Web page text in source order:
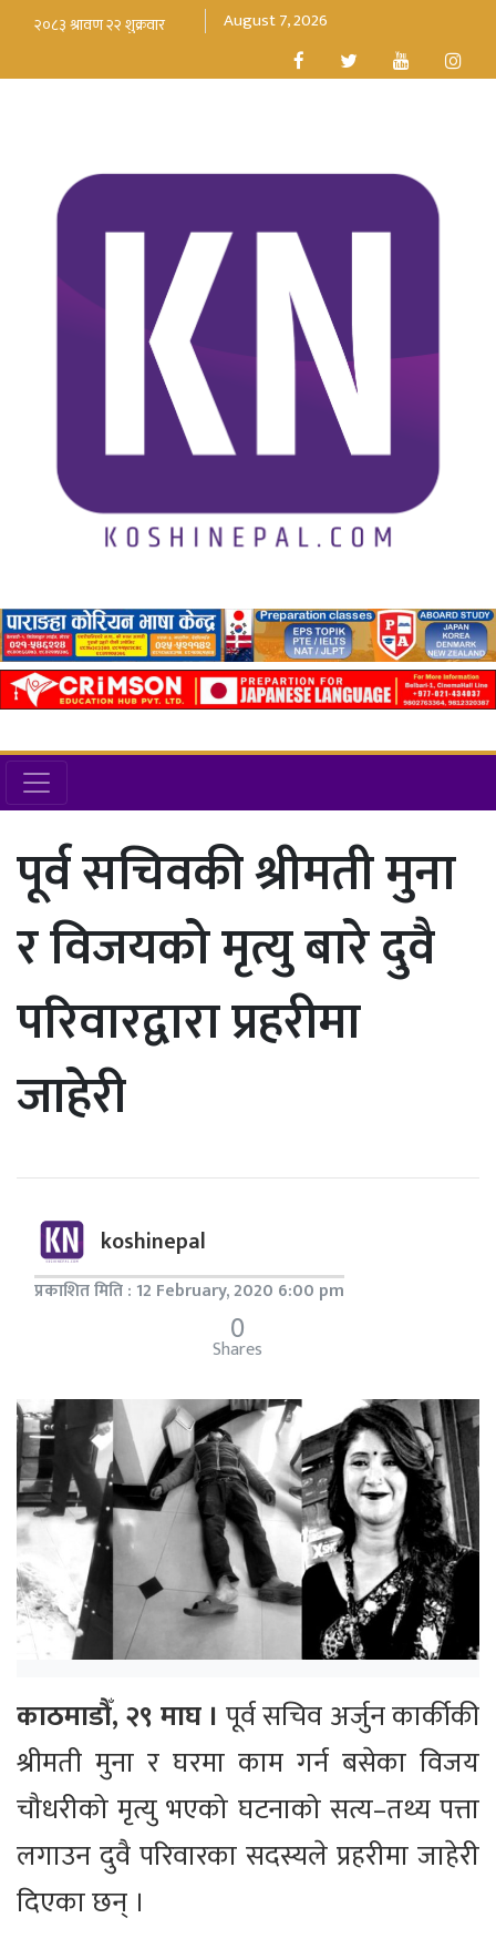
August 7, 2026
पूर्व सचिवकी श्रीमती मुना
र विजयको मृत्यु बारे दुवै
परिवारद्वारा प्रहरीमा
जाहेरी
koshinepal
प्रकाशित मिति : 12 February, 2020 6:00 pm
0
Shares
काठमाडौँ, २९ माघ । पूर्व सचिव अर्जुन कार्कीकी
श्रीमती मुना र घरमा काम गर्न बसेका विजय
चौधरीको मृत्यु भएको घटनाको सत्य–तथ्य पत्ता
लगाउन दुवै परिवारका सदस्यले प्रहरीमा जाहेरी
दिएका छन् ।